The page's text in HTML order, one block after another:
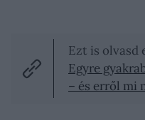
Ezt is olvasd
Egyre
– és erről mi